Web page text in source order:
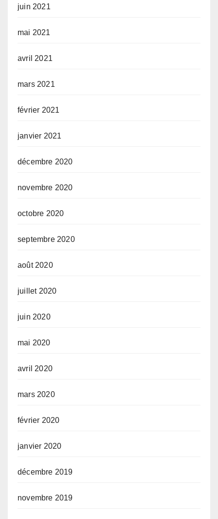
juin 2021
mai 2021
avril 2021
mars 2021
février 2021
janvier 2021
décembre 2020
novembre 2020
octobre 2020
septembre 2020
août 2020
juillet 2020
juin 2020
mai 2020
avril 2020
mars 2020
février 2020
janvier 2020
décembre 2019
novembre 2019